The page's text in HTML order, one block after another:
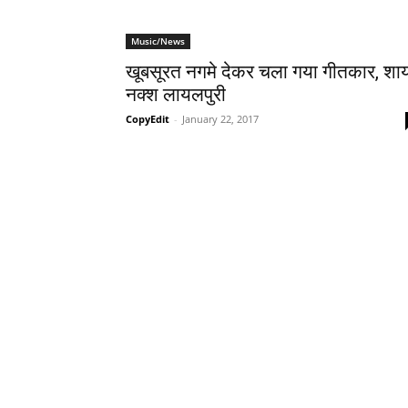
Music/News
खूबसूरत नगमे देकर चला गया गीतकार,
नक्‍श लायलपुरी
CopyEdit - January 22, 2017